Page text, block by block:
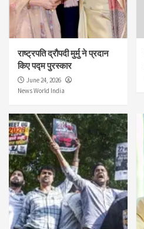
राष्ट्रपति द्रौपदी मुर्मु ने प्रदान
किए पद्म पुरस्कार
June 24, 2026
News World India